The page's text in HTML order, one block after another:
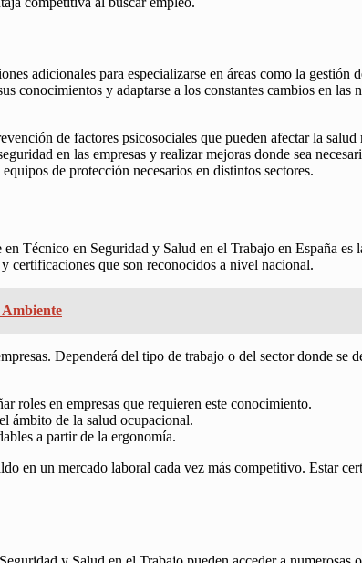
adicionales para especializarse en áreas como la gestión
y adaptarse a los constantes cambios en las
de factores psicosociales que pueden afectar la
en las empresas y realizar mejoras donde sea
de protección necesarios en distintos sectores.
Técnico en Seguridad y Salud en el Trabajo en España
certificaciones que son reconocidos a nivel nacional.
Dependerá del tipo de trabajo o del sector donde se
roles en empresas que requieren este conocimiento.
ámbito de la salud ocupacional.
a partir de la ergonomía.
en un mercado laboral cada vez más competitivo. Estar